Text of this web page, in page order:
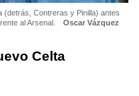
(detrás, Contreras y Pinilla) antes
al Arsenal.
Oscar Vázquez
Celta